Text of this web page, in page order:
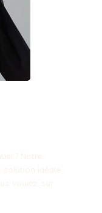
? Notre
solution idéale
voulez, sur